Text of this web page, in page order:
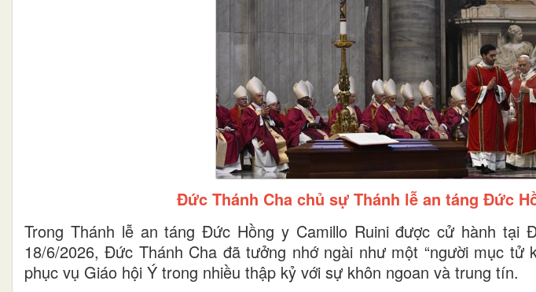
Đức Thánh Cha chủ sự Thánh lễ an táng Đức
Trong Thánh lễ an táng Đức Hồng y Camillo Ruini được cử hành tại
18/6/2026, Đức Thánh Cha đã tưởng nhớ ngài như một “người mục tử
phục vụ Giáo hội Ý trong nhiều thập kỷ với sự khôn ngoan và trung tín.